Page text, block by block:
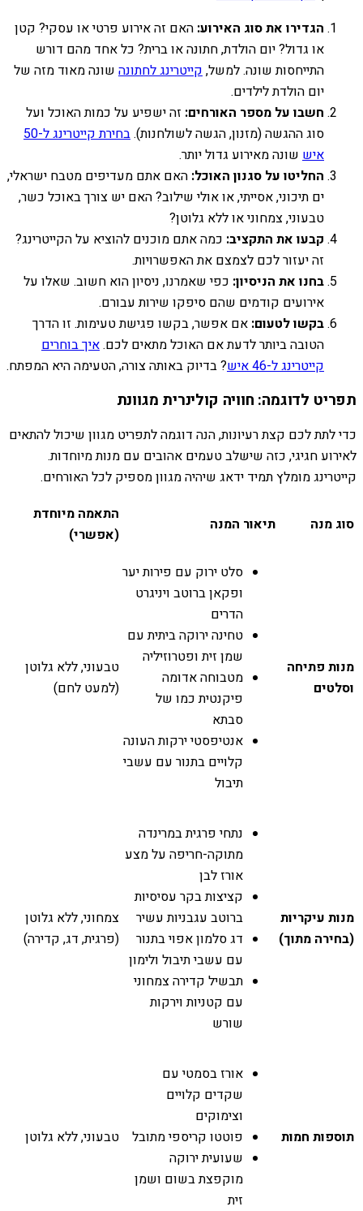
הגדירו את סוג האירוע: האם זה אירוע פרטי או עסקי? קטן
או גדול? יום הולדת, חתונה או ברית? כל אחד מהם דורש
התייחסות שונה. למשל, קייטרינג לחתונה שונה מאוד מזה של
יום הולדת לילדים.
חשבו על מספר האורחים: זה ישפיע על כמות האוכל ועל
סוג ההגשה (מזנון, הגשה לשולחנות).
בחירת קייטרינג ל-50
איש שונה מאירוע גדול יותר.
החליטו על סגנון האוכל: האם אתם מעדיפים מטבח ישראלי,
ים תיכוני, אסייתי, או אולי שילוב? האם יש צורך באוכל כשר,
טבעוני, צמחוני או ללא גלוטן?
קבעו את התקציב: כמה אתם מוכנים להוציא על הקייטרינג?
זה יעזור לכם לצמצם את האפשרויות.
בחנו את הניסיון: כפי שאמרנו, ניסיון הוא חשוב. שאלו על
אירועים קודמים שהם סיפקו שירות עבורם.
בקשו לטעום: אם אפשר, בקשו פגישת טעימות. זו הדרך
הטובה ביותר לדעת אם האוכל מתאים לכם.איך בוחרים
קייטרינג ל-46 איש
? בדיוק באותה צורה, הטעימה היא המפתח.
תפריט לדוגמה: חוויה קולינרית מגוונת
כדי לתת לכם קצת רעיונות, הנה דוגמה לתפריט מגוון שיכול להתאים
לאירוע חגיגי, כזה שישלב טעמים אהובים עם מנות מיוחדות.
קייטרינג מומלץ תמיד ידאג שיהיה מגוון מספיק לכל האורחים.
סוג מנה תיאור המנה
התאמה מיוחדת
(אפשרי)
מנות פתיחה
וסלטים
סלט ירוק עם פירות יער
ופקאן ברוטב ויניגרט
הדרים
טחינה ירוקה ביתית עם
שמן זית ופטרוזיליה
מטבוחה אדומה
פיקנטית כמו של
סבתא
אנטיפסטי ירקות העונה
קלויים בתנור עם עשבי
תיבול
טבעוני, ללא גלוטן
(למעט לחם)
מנות עיקריות
(בחירה מתוך)
נתחי פרגית במרינדה
מתוקה-חריפה על מצע
אורז לבן
קציצות בקר עסיסיות
ברוטב עגבניות עשיר
דג סלמון אפוי בתנור
עם עשבי תיבול ולימון
תבשיל קדירה צמחוני
עם קטניות וירקות
שורש
צמחוני, ללא גלוטן
(פרגית, דג, קדירה)
תוספות חמות
אורז בסמטי עם
שקדים קלויים
וצימוקים
פוטטו קריספי מתובל
שעועית ירוקה
מוקפצת בשום ושמן
זית
טבעוני, ללא גלוטן